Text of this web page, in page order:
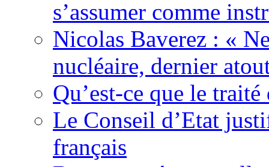
s’assumer comme
Nicolas Baverez : «
nucléaire, dernier
Qu’est-ce que le traité
Le Conseil d’Etat
français